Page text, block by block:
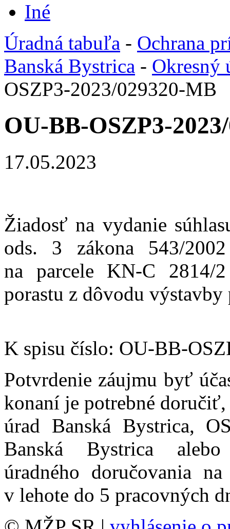
Iné
Úradná tabuľa - Ochrana
Banská Bystrica - Okresný
OSZP3-2023/029320-MB
OU-BB-OSZP3-
17.05.2023
Žiadosť na vydanie
ods. 3 zákona 543/
na parcele KN-C 2814/
porastu z dôvodu výstavby
K spisu číslo: OU-BB-
Potvrdenie záujmu byť
konaní je potrebné
úrad Banská Bystrica,
Banská Bystrica alebo
úradného doručovania
v lehote do 5 pracovných